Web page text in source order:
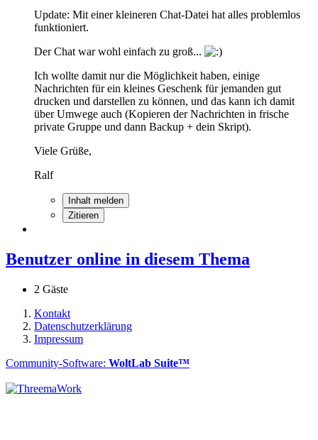
Update: Mit einer kleineren Chat-Datei hat alles problemlos
funktioniert.
Der Chat war wohl einfach zu groß...
Ich wollte damit nur die Möglichkeit haben, einige
Nachrichten für ein kleines Geschenk für jemanden gut
drucken und darstellen zu können, und das kann ich damit
über Umwege auch (Kopieren der Nachrichten in frische
private Gruppe und dann Backup + dein Skript).
Viele Grüße,
Ralf
Inhalt melden
Zitieren
Benutzer online in diesem Thema
2 Gäste
Kontakt
Datenschutzerklärung
Impressum
Community-Software: WoltLab Suite™